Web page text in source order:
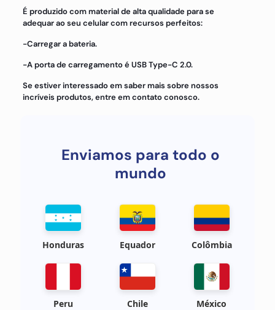
É produzido com material de alta qualidade para se
adequar ao seu celular com recursos perfeitos:
-Carregar a bateria.
-A porta de carregamento é USB Type-C 2.0.
Se estiver interessado em saber mais sobre nossos
incríveis produtos, entre em contato conosco.
Enviamos para todo o
mundo
Honduras Equador Colômbia
Peru Chile México